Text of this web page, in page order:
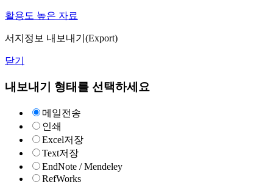
활용도 높은 자료
서지정보 내보내기(Export)
닫기
내보내기 형태를 선택하세요
메일전송
인쇄
Excel저장
Text저장
EndNote / Mendeley
RefWorks